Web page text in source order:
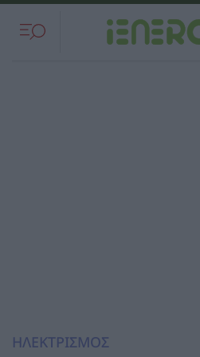
ΗΛΕΚΤΡΙΣΜΟΣ